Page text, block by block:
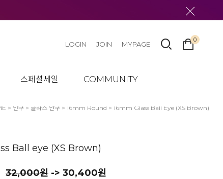
스페셜세일 COMMUNITY
LOGIN JOIN MYPAGE
0
> 안구 > 글라스 안구 > 16mm Round > 16mm Glass Ball Eye (XS Brown)
Ball eye (XS Brown)
32,000원 -> 30,400원